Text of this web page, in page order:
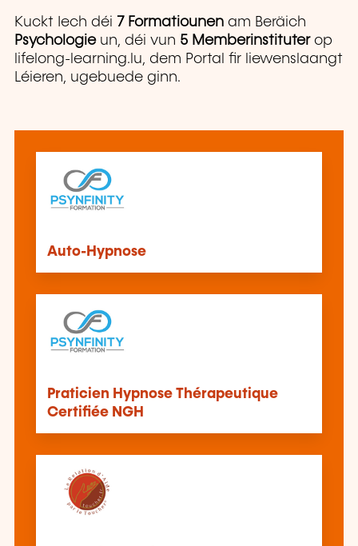
Kuckt Iech déi 7 Formatiounen am Beräich
Psychologieun, déi vun 5 Memberinstituter op
lifelong-learning.lu, dem Portal fir liewenslaangt
Léieren, ugebuede ginn.
Auto-Hypnose
Praticien Hypnose Thérapeutique
Certifiée NGH